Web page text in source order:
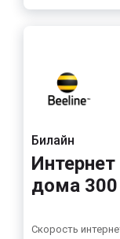
Билайн
дома
Скорость